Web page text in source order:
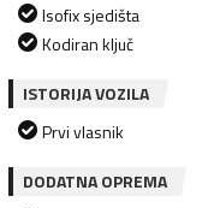
Isofix sjedišta
Kodiran ključ
ISTORIJA VOZILA
Prvi vlasnik
DODATNA OPREMA